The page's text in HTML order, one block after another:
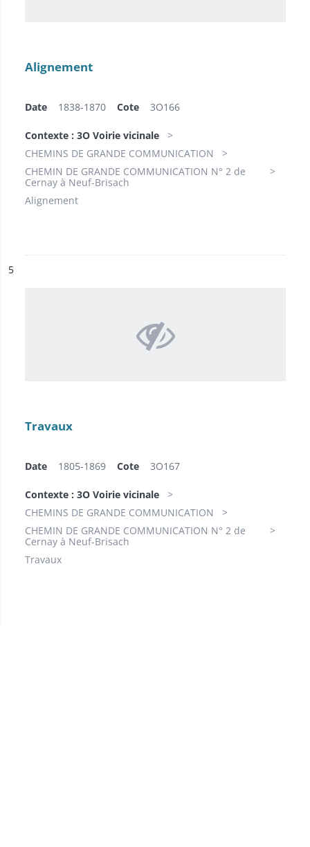
Alignement
Date 1838-1870 Cote 3O166
Contexte : 3O Voirie vicinale
CHEMINS DE GRANDE COMMUNICATION
CHEMIN DE GRANDE COMMUNICATION N° 2 de
Cernay à Neuf-Brisach
Alignement
n°
5
Travaux
Date 1805-1869 Cote 3O167
Contexte : 3O Voirie vicinale
CHEMINS DE GRANDE COMMUNICATION
CHEMIN DE GRANDE COMMUNICATION N° 2 de
Cernay à Neuf-Brisach
Travaux